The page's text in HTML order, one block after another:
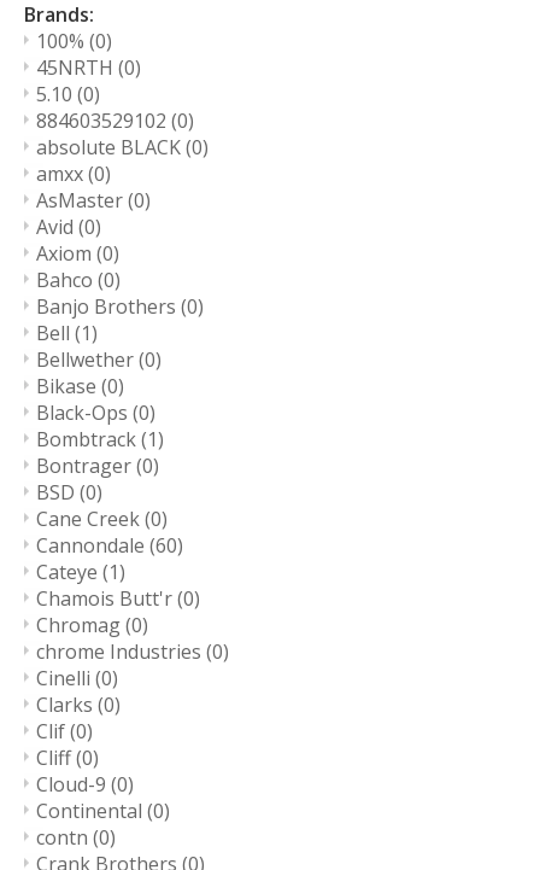
Brands:
100% (0)
45NRTH (0)
5.10 (0)
884603529102 (0)
absolute BLACK(0)
amxx(0)
AsMaster(0)
Avid (0)
Axiom (0)
Bahco (0)
Banjo Brothers (0)
Bell (1)
Bellwether(0)
Bikase (0)
Black-Ops (0)
Bombtrack(1)
Bontrager(0)
BSD (0)
Cane Creek(0)
Cannondale (60)
Cateye (1)
Chamois Butt'r(0)
Chromag(0)
chrome Industries (0)
Cinelli (0)
Clarks (0)
Clif(0)
Cliff(0)
Cloud-9 (0)
Continental (0)
contn (0)
Crank Brothers (0)